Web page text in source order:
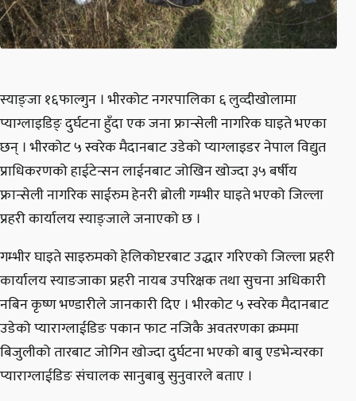
स्याङ्जा १६फाल्गुन । भीरकोट नगरपालिका ६ लुव्दीखोलामा
प्याग्लाइडिङ् दुर्घटना हुँदा एक जना फ्रान्सेली नागरिक घाइते भएका
छन् । भीरकोट ५ स्वरेक मैदानबाट उडेको प्याग्लाइडर नेपाल विद्युत
प्राधिकरणको हाईटेन्सन लाईनबाट जोखिन खोज्दा ३५ बर्षीय
फ्रान्सेली नागरिक साईरुम हेनरी ब्रोली गम्भीर घाइते भएको जिल्ला
प्रहरी कार्यालय स्याङ्जाले जनाएको छ ।
गम्भीर घाइते साइरुमको हेलिकोप्टरबाट उद्धार गरिएको जिल्ला प्रहरी
कार्यालय स्याङजाका प्रहरी नायब उपरिक्षक तथा सुचना अधिकारी
नबिन कृष्ण भण्डारीले जानकारी दिए । भीरकोट ५ स्वरेक मैदानबाट
उडेको प्याराग्लाईडिङ पकान फाट नजिकै अवतरणका क्रममा
बिजुलीको तारबाट जोगिन खोज्दा दुर्घटना भएको बाबु एडभेन्चरका
प्याराग्लाईडिङ संचालक सानुबाबु सुनुवारले बताए ।